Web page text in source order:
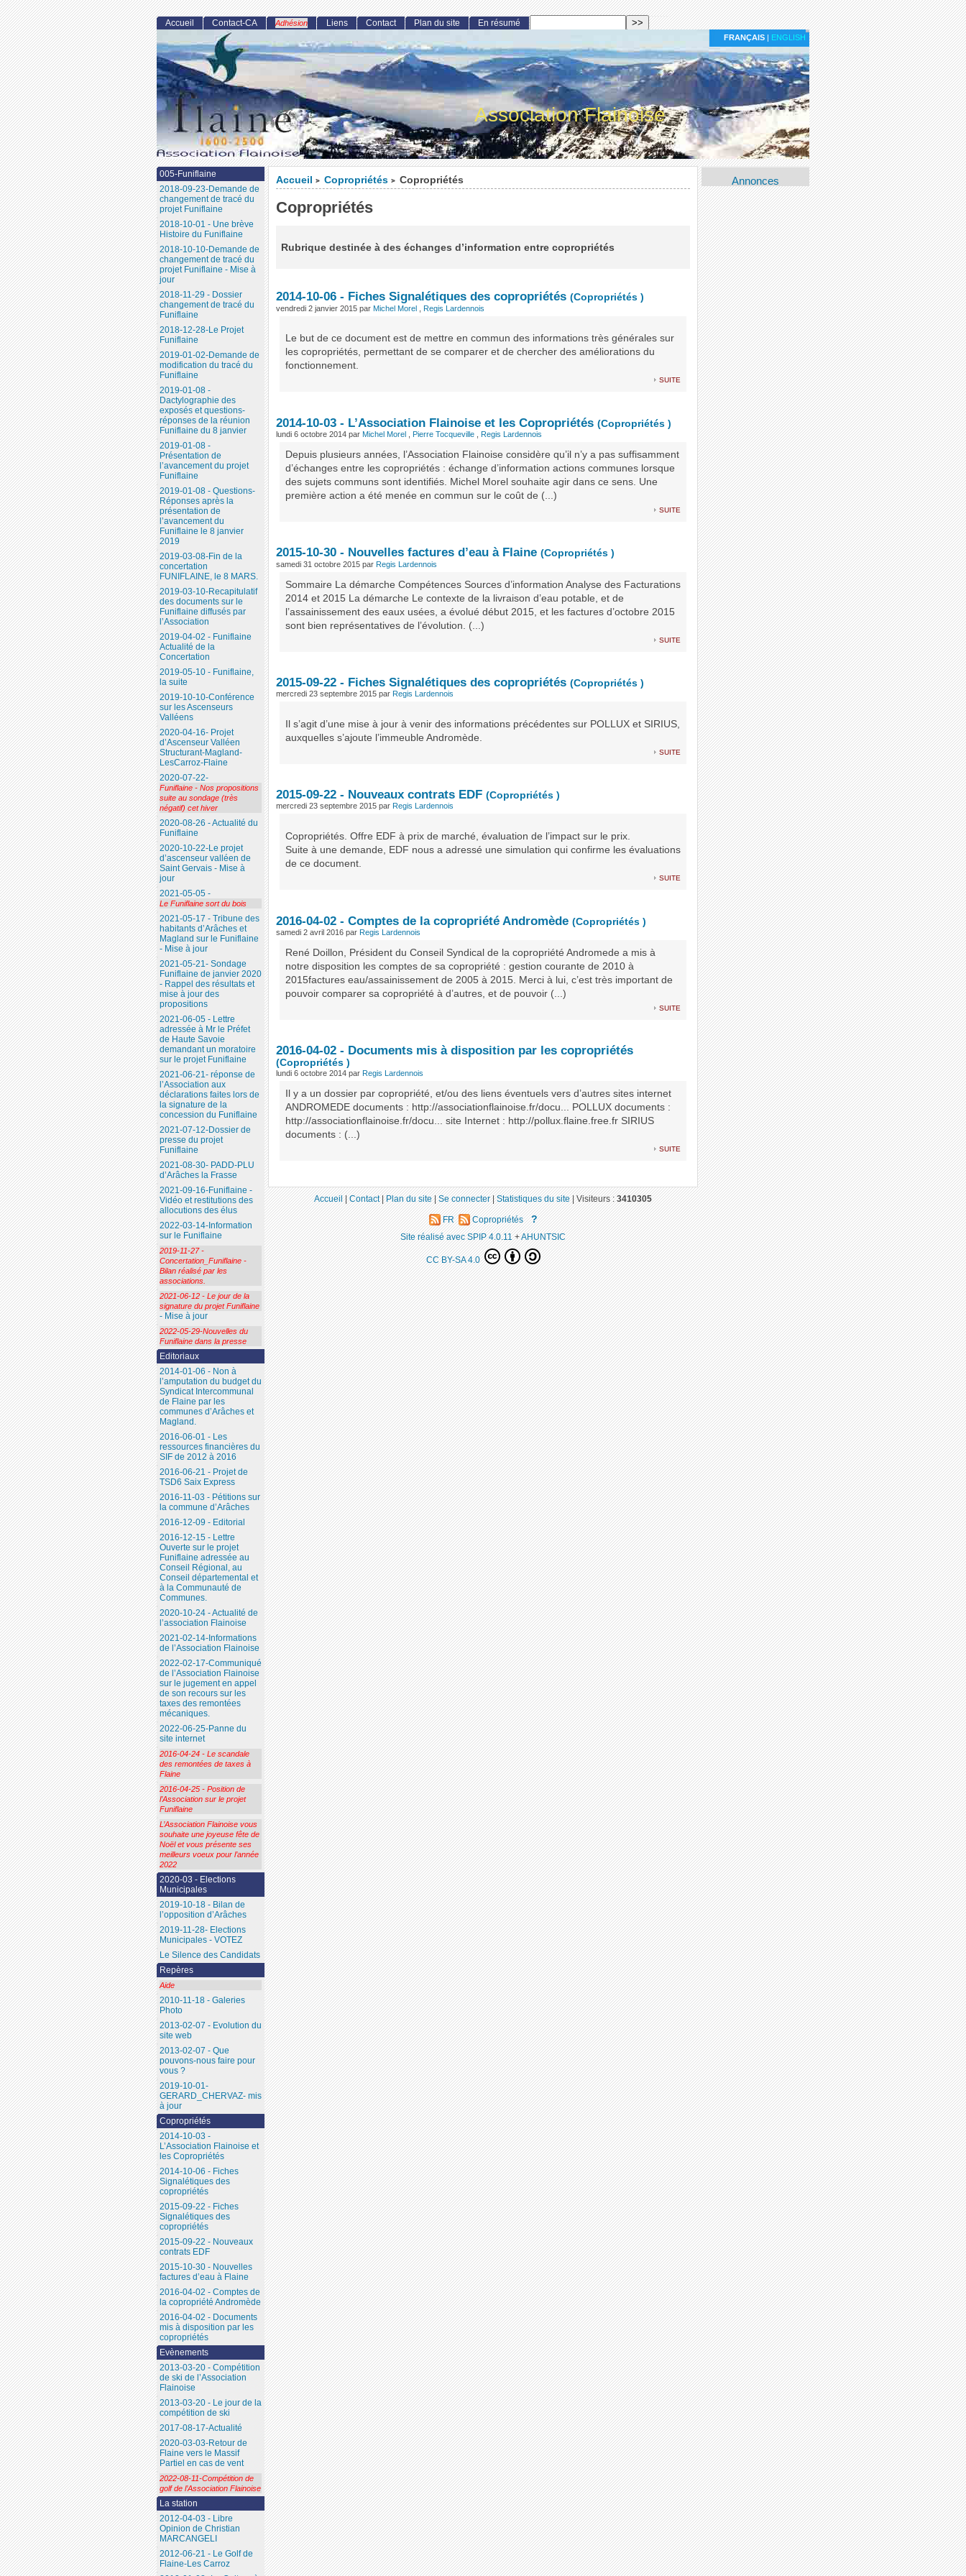
Association Flainoise
Accueil > Copropriétés > Copropriétés
Copropriétés
Rubrique destinée à des échanges d’information entre copropriétés
2014-10-06 - Fiches Signalétiques des copropriétés (Copropriétés )
vendredi 2 janvier 2015 par Michel Morel Regis Lardennois
Le but de ce document est de mettre en commun des informations très générales sur
les copropriétés, permettant de se comparer et de chercher des améliorations du
fonctionnement.
suite
2014-10-03 - L’Association Flainoise et les Copropriétés (Copropriétés )
lundi 6 octobre 2014 par Michel Morel Pierre Tocqueville Regis Lardennois
Depuis plusieurs années, l’Association Flainoise considère qu’il n’y a pas suffisamment
d’échanges entre les copropriétés : échange d’information actions communes lorsque
des sujets communs sont identifiés. Michel Morel souhaite agir dans ce sens. Une
première action a été menée en commun sur le coût de (...)
suite
2015-10-30 - Nouvelles factures d’eau à Flaine (Copropriétés )
samedi 31 octobre 2015 par Regis Lardennois
Sommaire La démarche Compétences Sources d’information Analyse des Facturations
2014 et 2015 La démarche Le contexte de la livraison d’eau potable, et de
l’assainissement des eaux usées, a évolué début 2015, et les factures d’octobre 2015
sont bien représentatives de l’évolution. (...)
suite
2015-09-22 - Fiches Signalétiques des copropriétés (Copropriétés )
mercredi 23 septembre 2015 par Regis Lardennois
Il s’agit d’une mise à jour à venir des informations précédentes sur POLLUX et SIRIUS,
auxquelles s’ajoute l’immeuble Andromède.
suite
2015-09-22 - Nouveaux contrats EDF (Copropriétés )
mercredi 23 septembre 2015 par Regis Lardennois
Copropriétés. Offre EDF à prix de marché, évaluation de l’impact sur le prix.
Suite à une demande, EDF nous a adressé une simulation qui confirme les évaluations
de ce document.
suite
2016-04-02 - Comptes de la copropriété Andromède (Copropriétés )
samedi 2 avril 2016 par Regis Lardennois
René Doillon, Président du Conseil Syndical de la copropriété Andromede a mis à
notre disposition les comptes de sa copropriété : gestion courante de 2010 à
2015factures eau/assainissement de 2005 à 2015. Merci à lui, c’est très important de
pouvoir comparer sa copropriété à d’autres, et de pouvoir (...)
suite
2016-04-02 - Documents mis à disposition par les copropriétés
(Copropriétés )
lundi 6 octobre 2014 par Regis Lardennois
Il y a un dossier par copropriété, et/ou des liens éventuels vers d’autres sites internet
ANDROMEDE documents : http://associationflainoise.fr/docu... POLLUX documents :
http://associationflainoise.fr/docu... site Internet : http://pollux.flaine.free.fr SIRIUS
documents : (...)
suite
Annonces
Accueil Contact-CA Adhésion Liens Contact Plan du site En résumé
005-Funiflaine
2018-09-23-Demande de
changement de tracé du
projet Funiflaine
2018-10-01 - Une brève
Histoire du Funiflaine
2018-10-10-Demande de
changement de tracé du
projet Funiflaine - Mise à
jour
2018-11-29 - Dossier
changement de tracé du
Funiflaine
2018-12-28-Le Projet
Funiflaine
2019-01-02-Demande de
modification du tracé du
Funiflaine
2019-01-08 -
Dactylographie des
exposés et questions-
réponses de la réunion
Funiflaine du 8 janvier
2019-01-08 -
Présentation de
l’avancement du projet
Funiflaine
2019-01-08 - Questions-
Réponses après la
présentation de
l’avancement du
Funiflaine le 8 janvier
2019
2019-03-08-Fin de la
concertation
FUNIFLAINE, le 8 MARS.
2019-03-10-Recapitulatif
des documents sur le
Funiflaine diffusés par
l’Association
2019-04-02 - Funiflaine
Actualité de la
Concertation
2019-05-10 - Funiflaine,
la suite
2019-10-10-Conférence
sur les Ascenseurs
Valléens
2020-04-16- Projet
d’Ascenseur Valléen
Structurant-Magland-
LesCarroz-Flaine
2020-07-22-
Funiflaine - Nos propositions
suite au sondage (très
négatif) cet hiver
2020-08-26 - Actualité du
Funiflaine
2020-10-22-Le projet
d’ascenseur valléen de
Saint Gervais - Mise à
jour
2021-05-05 -
Le Funiflaine sort du bois
2021-05-17 - Tribune des
habitants d’Arâches et
Magland sur le Funiflaine
- Mise à jour
2021-05-21- Sondage
Funiflaine de janvier 2020
- Rappel des résultats et
mise à jour des
propositions
2021-06-05 - Lettre
adressée à Mr le Préfet
de Haute Savoie
demandant un moratoire
sur le projet Funiflaine
2021-06-21- réponse de
l’Association aux
déclarations faites lors de
la signature de la
concession du Funiflaine
2021-07-12-Dossier de
presse du projet
Funiflaine
2021-08-30- PADD-PLU
d’Arâches la Frasse
2021-09-16-Funiflaine -
Vidéo et restitutions des
allocutions des élus
2022-03-14-Information
sur le Funiflaine
2019-11-27 -
Concertation_Funiflaine -
Bilan réalisé par les
associations.
2021-06-12 - Le jour de la
signature du projet Funiflaine
- Mise à jour
2022-05-29-Nouvelles du
Funiflaine dans la presse
Editoriaux
2014-01-06 - Non à
l’amputation du budget du
Syndicat Intercommunal
de Flaine par les
communes d’Arâches et
Magland.
2016-06-01 - Les
ressources financières du
SIF de 2012 à 2016
2016-06-21 - Projet de
TSD6 Saix Express
2016-11-03 - Pétitions sur
la commune d’Arâches
2016-12-09 - Editorial
2016-12-15 - Lettre
Ouverte sur le projet
Funiflaine adressée au
Conseil Régional, au
Conseil départemental et
à la Communauté de
Communes.
2020-10-24 - Actualité de
l’association Flainoise
2021-02-14-Informations
de l’Association Flainoise
2022-02-17-Communiqué
de l’Association Flainoise
sur le jugement en appel
de son recours sur les
taxes des remontées
mécaniques.
2022-06-25-Panne du
site internet
2016-04-24 - Le scandale
des remontées de taxes à
Flaine
2016-04-25 - Position de
l’Association sur le projet
Funiflaine
L’Association Flainoise vous
souhaite une joyeuse fête de
Noël et vous présente ses
meilleurs voeux pour l’année
2022
2020-03 - Elections
Municipales
2019-10-18 - Bilan de
l’opposition d’Arâches
2019-11-28- Elections
Municipales - VOTEZ
Le Silence des Candidats
Repères
Aide
2010-11-18 - Galeries
Photo
2013-02-07 - Evolution du
site web
2013-02-07 - Que
pouvons-nous faire pour
vous ?
2019-10-01-
GERARD_CHERVAZ- mis
à jour
Copropriétés
2014-10-03 -
L’Association Flainoise et
les Copropriétés
2014-10-06 - Fiches
Signalétiques des
copropriétés
2015-09-22 - Fiches
Signalétiques des
copropriétés
2015-09-22 - Nouveaux
contrats EDF
2015-10-30 - Nouvelles
factures d’eau à Flaine
2016-04-02 - Comptes de
la copropriété Andromède
2016-04-02 - Documents
mis à disposition par les
copropriétés
Evènements
2013-03-20 - Compétition
de ski de l’Association
Flainoise
2013-03-20 - Le jour de la
compétition de ski
2017-08-17-Actualité
2020-03-03-Retour de
Flaine vers le Massif
Partiel en cas de vent
2022-08-11-Compétition de
golf de l’Association Flainoise
La station
2012-04-03 - Libre
Opinion de Christian
MARCANGELI
2012-06-21 - Le Golf de
Flaine-Les Carroz
Accueil|Contact|Plan du site|Se connecter|Statistiques du site|Visiteurs :3410305
FR Copropriétés ?
Site réalisé avec SPIP 4.0.11+AHUNTSIC
CC BY-SA 4.0
FRANÇAIS | ENGLISH